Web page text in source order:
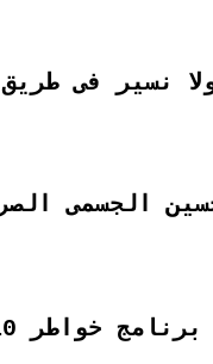
نسير فى
الجسمى
خواطر 10